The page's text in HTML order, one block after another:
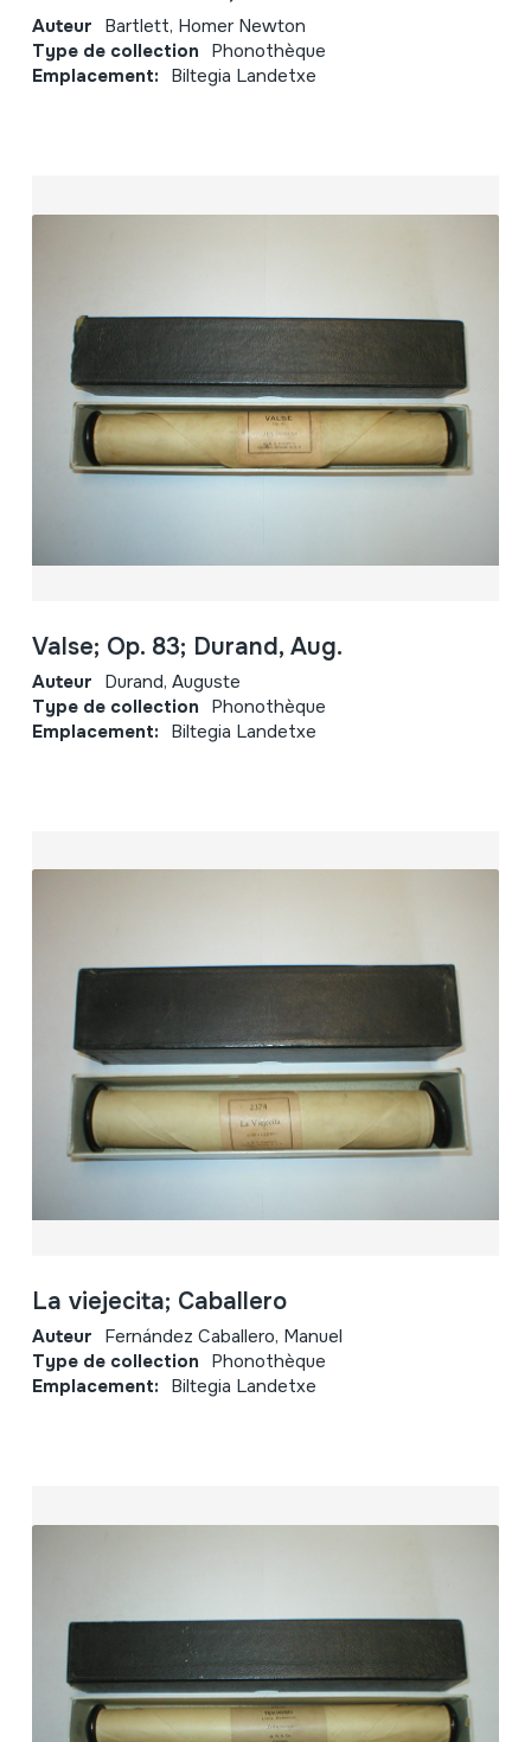
Auteur Bartlett, Homer Newton
Type de collection Phonothèque
Emplacement: Biltegia Landetxe
Valse; Op. 83; Durand, Aug.
Auteur Durand, Auguste
Type de collection Phonothèque
Emplacement: Biltegia Landetxe
La viejecita; Caballero
Auteur Fernández Caballero, Manuel
Type de collection Phonothèque
Emplacement: Biltegia Landetxe